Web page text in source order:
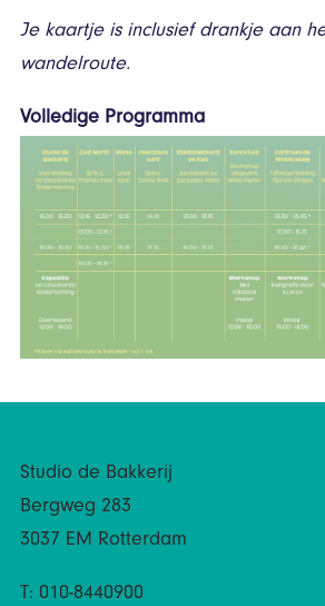
Je kaartje is inclusief drankje aan
wandelroute.
Volledige Programma
Studio de Bakkerij
Bergweg 283
3037 EM Rotterdam
T: 010-8440900